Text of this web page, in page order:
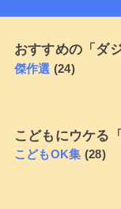
おすすめの「ダ
傑作選 (24)
こどもにウケる
こどもOK集 (28)